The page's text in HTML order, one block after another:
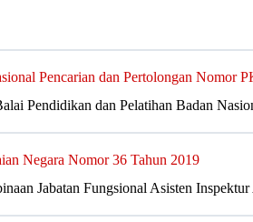
Pencarian dan Pertolongan Nomor
Pendidikan dan Pelatihan Badan
Negara Nomor 36 Tahun 2019
Jabatan Fungsional Asisten